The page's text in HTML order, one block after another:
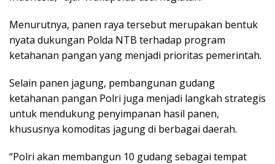
Menurutnya, panen raya tersebut merupakan bentuk
nyata dukungan Polda NTB terhadap program
ketahanan pangan yang menjadi prioritas pemerintah.
Selain panen jagung, pembangunan gudang
ketahanan pangan Polri juga menjadi langkah strategis
untuk mendukung penyimpanan hasil panen,
khususnya komoditas jagung di berbagai daerah.
“Polri akan membangun 10 gudang sebagai tempat